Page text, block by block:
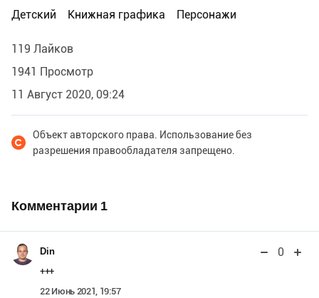
Детский
Книжная графика Персонажи
119 Лайков
1941 Просмотр
11 Август 2020, 09:24
Объект авторского права. Использование без
разрешения правообладателя запрещено.
Комментарии 1
Din 0
+++
22 Июнь 2021, 19:57